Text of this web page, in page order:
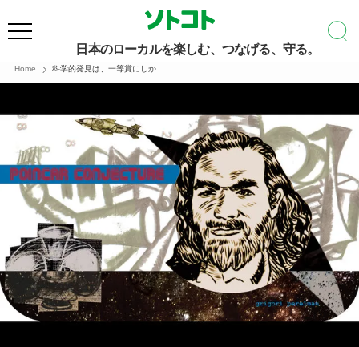
日本のローカルを楽しむ、つなげる、守る。
Home 科学的発見は、一等賞にしか……